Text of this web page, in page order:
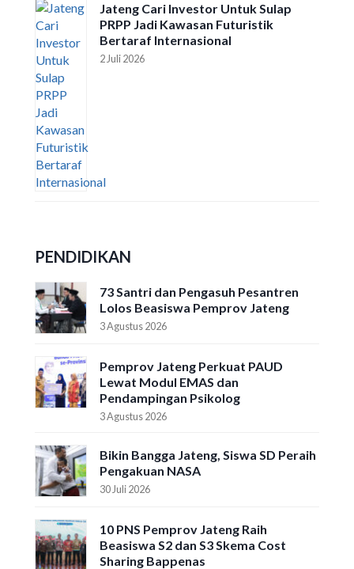
Jateng Cari Investor Untuk Sulap
PRPP Jadi Kawasan Futuristik
Bertaraf Internasional
2 Juli 2026
PENDIDIKAN
73 Santri dan Pengasuh Pesantren
Lolos Beasiswa Pemprov Jateng
3 Agustus 2026
Pemprov Jateng Perkuat PAUD
Lewat Modul EMAS dan
Pendampingan Psikolog
3 Agustus 2026
Bikin Bangga Jateng, Siswa SD Peraih
Pengakuan NASA
30 Juli 2026
10 PNS Pemprov Jateng Raih
Beasiswa S2 dan S3 Skema Cost
Sharing Bappenas